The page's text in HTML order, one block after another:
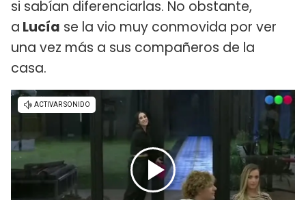
si sabían diferenciarlas. No obstante,
a Lucía se la vio muy conmovida por ver
una vez más a sus compañeros de la
casa.